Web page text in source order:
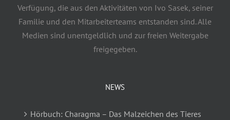
Verfügung, die aus den Aktivitäten von Ivo Sasek, seiner
Familie und den Mitarbeiterteams entstanden sind. Alle
Medien sind unentgeldlich und zur freien Weitergabe
freigegeben.
NEWS
Hörbuch: Charagma – Das Malzeichen des Tieres